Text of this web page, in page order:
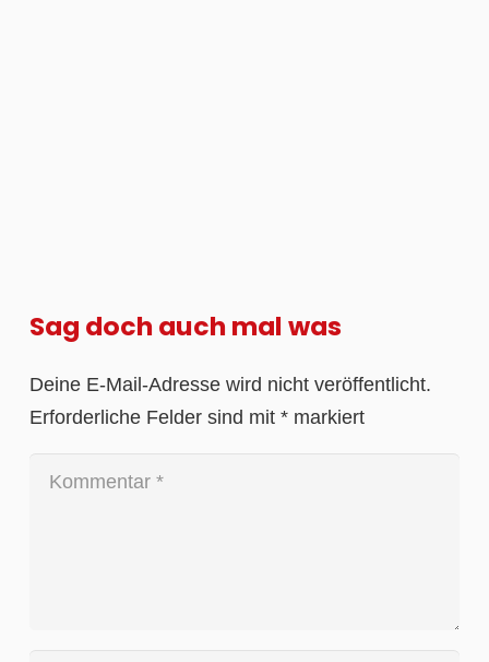
Sag doch auch mal was
Deine E-Mail-Adresse wird nicht veröffentlicht.
Erforderliche Felder sind mit * markiert